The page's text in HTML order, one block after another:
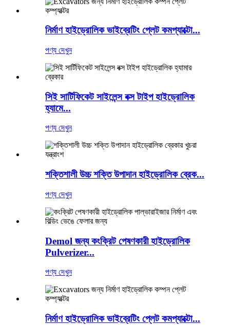
নির্মাণ হাইড্রোলিক ভাইব্রেটিং প্লেট কমপ্যাক্টো...
পণ্য দেখুন
সিই সার্টিফিকেট সাইলেন্স বক্স টাইপ হাইড্রোলিক
হ্যামে...
পণ্য দেখুন
শক্তিশালী উচ্চ শক্তি উপাদান হাইড্রোলিক ব্রেক...
পণ্য দেখুন
Demol জন্য কংক্রিট পেষণকারী হাইড্রোলিক
Pulverizer...
পণ্য দেখুন
নির্মাণ হাইড্রোলিক ভাইব্রেটিং প্লেট কমপ্যাক্টো...